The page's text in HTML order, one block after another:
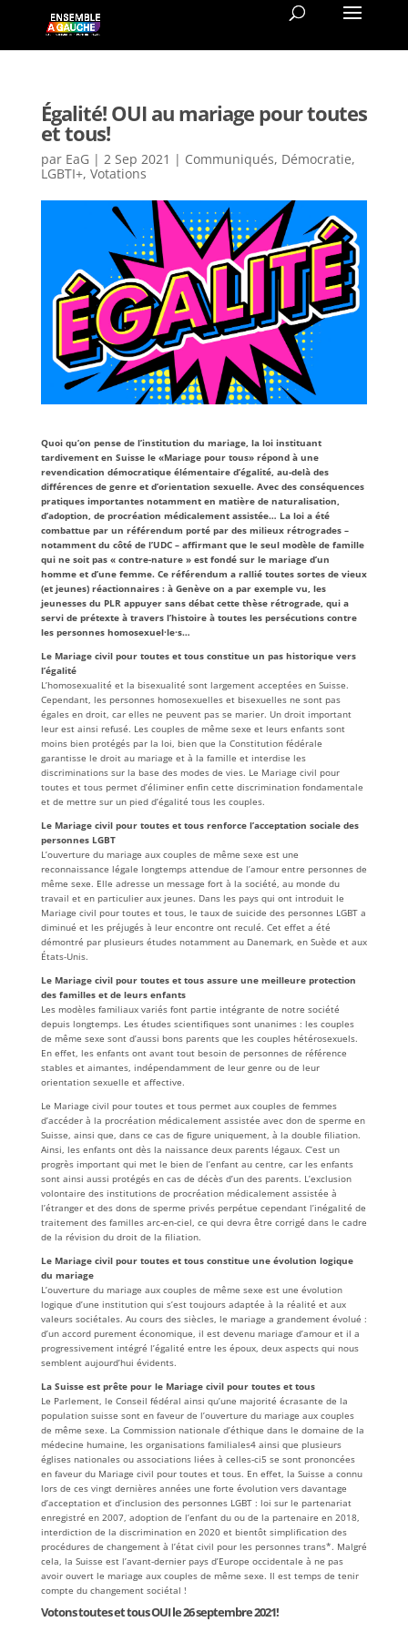
Égalité! OUI au mariage pour toutes
et tous!
par EaG | 2 Sep 2021 | Communiqués, Démocratie,
LGBTI+, Votations
Quoi qu’on pense de l’institution du mariage, la loi instituant
tardivement en Suisse le «Mariage pour tous» répond à une
revendication démocratique élémentaire d’égalité, au-delà des
différences de genre et d’orientation sexuelle. Avec des conséquences
pratiques importantes notamment en matière de naturalisation,
d’adoption, de procréation médicalement assistée… La loi a été
combattue par un référendum porté par des milieux rétrogrades –
notamment du côté de l’UDC – affirmant que le seul modèle de famille
qui ne soit pas « contre-nature » est fondé sur le mariage d’un
homme et d’une femme. Ce référendum a rallié toutes sortes de vieux
(et jeunes) réactionnaires : à Genève on a par exemple vu, les
jeunesses du PLR appuyer sans débat cette thèse rétrograde, qui a
servi de prétexte à travers l’histoire à toutes les persécutions contre
les personnes homosexuel·le·s…
Le Mariage civil pour toutes et tous constitue un pas historique vers
l’égalité
L’homosexualité et la bisexualité sont largement acceptées en Suisse.
Cependant, les personnes homosexuelles et bisexuelles ne sont pas
égales en droit, car elles ne peuvent pas se marier. Un droit important
leur est ainsi refusé. Les couples de même sexe et leurs enfants sont
moins bien protégés par la loi, bien que la Constitution fédérale
garantisse le droit au mariage et à la famille et interdise les
discriminations sur la base des modes de vies. Le Mariage civil pour
toutes et tous permet d’éliminer enfin cette discrimination fondamentale
et de mettre sur un pied d’égalité tous les couples.
Le Mariage civil pour toutes et tous renforce l’acceptation sociale des
personnes LGBT
L’ouverture du mariage aux couples de même sexe est une
reconnaissance légale longtemps attendue de l’amour entre personnes de
même sexe. Elle adresse un message fort à la société, au monde du
travail et en particulier aux jeunes. Dans les pays qui ont introduit le
Mariage civil pour toutes et tous, le taux de suicide des personnes LGBT a
diminué et les préjugés à leur encontre ont reculé. Cet effet a été
démontré par plusieurs études notamment au Danemark, en Suède et aux
États-Unis.
Le Mariage civil pour toutes et tous assure une meilleure protection
des familles et de leurs enfants
Les modèles familiaux variés font partie intégrante de notre société
depuis longtemps. Les études scientifiques sont unanimes : les couples
de même sexe sont d’aussi bons parents que les couples hétérosexuels.
En effet, les enfants ont avant tout besoin de personnes de référence
stables et aimantes, indépendamment de leur genre ou de leur
orientation sexuelle et affective.
Le Mariage civil pour toutes et tous permet aux couples de femmes
d’accéder à la procréation médicalement assistée avec don de sperme en
Suisse, ainsi que, dans ce cas de figure uniquement, à la double filiation.
Ainsi, les enfants ont dès la naissance deux parents légaux. C’est un
progrès important qui met le bien de l’enfant au centre, car les enfants
sont ainsi aussi protégés en cas de décès d’un des parents. L’exclusion
volontaire des institutions de procréation médicalement assistée à
l’étranger et des dons de sperme privés perpétue cependant l’inégalité de
traitement des familles arc-en-ciel, ce qui devra être corrigé dans le cadre
de la révision du droit de la filiation.
Le Mariage civil pour toutes et tous constitue une évolution logique
du mariage
L’ouverture du mariage aux couples de même sexe est une évolution
logique d’une institution qui s’est toujours adaptée à la réalité et aux
valeurs sociétales. Au cours des siècles, le mariage a grandement évolué :
d’un accord purement économique, il est devenu mariage d’amour et il a
progressivement intégré l’égalité entre les époux, deux aspects qui nous
semblent aujourd’hui évidents.
La Suisse est prête pour le Mariage civil pour toutes et tous
Le Parlement, le Conseil fédéral ainsi qu’une majorité écrasante de la
population suisse sont en faveur de l’ouverture du mariage aux couples
de même sexe. La Commission nationale d’éthique dans le domaine de la
médecine humaine, les organisations familiales4 ainsi que plusieurs
églises nationales ou associations liées à celles-ci5 se sont prononcées
en faveur du Mariage civil pour toutes et tous. En effet, la Suisse a connu
lors de ces vingt dernières années une forte évolution vers davantage
d’acceptation et d’inclusion des personnes LGBT : loi sur le partenariat
enregistré en 2007, adoption de l’enfant du ou de la partenaire en 2018,
interdiction de la discrimination en 2020 et bientôt simplification des
procédures de changement à l’état civil pour les personnes trans*. Malgré
cela, la Suisse est l’avant-dernier pays d’Europe occidentale à ne pas
avoir ouvert le mariage aux couples de même sexe. Il est temps de tenir
compte du changement sociétal !
Votons toutes et tous OUI le 26 septembre 2021!